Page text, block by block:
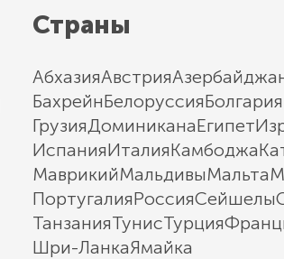
Страны
АбхазияАвстрия
БахрейнБелоруссияБолгария
ГрузияДоминиканаЕгипет
ИспанияИталияКамбоджа
МаврикийМальдивыМальта
ПортугалияРоссияСейшелы
ТанзанияТунисТурция
Шри-ЛанкаЯмайка